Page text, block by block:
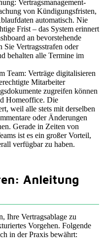
Vertragsmanagement-
von Kündigungsfristen,
automatisch. Nie
Frist – das System erinnert
an bevorstehende
Sie Vertragsstrafen oder
behalten alle Termine im
Team: Verträge digitalisieren
Mitarbeiter
zugreifen können
Homeoffice. Die
weil alle stets mit derselben
oder Änderungen
Gerade in Zeiten von
ist es ein großer Vorteil,
verfügbar zu haben.
Anleitung
Ihre Vertragsablage zu
Vorgehen. Folgende
in der Praxis bewährt: